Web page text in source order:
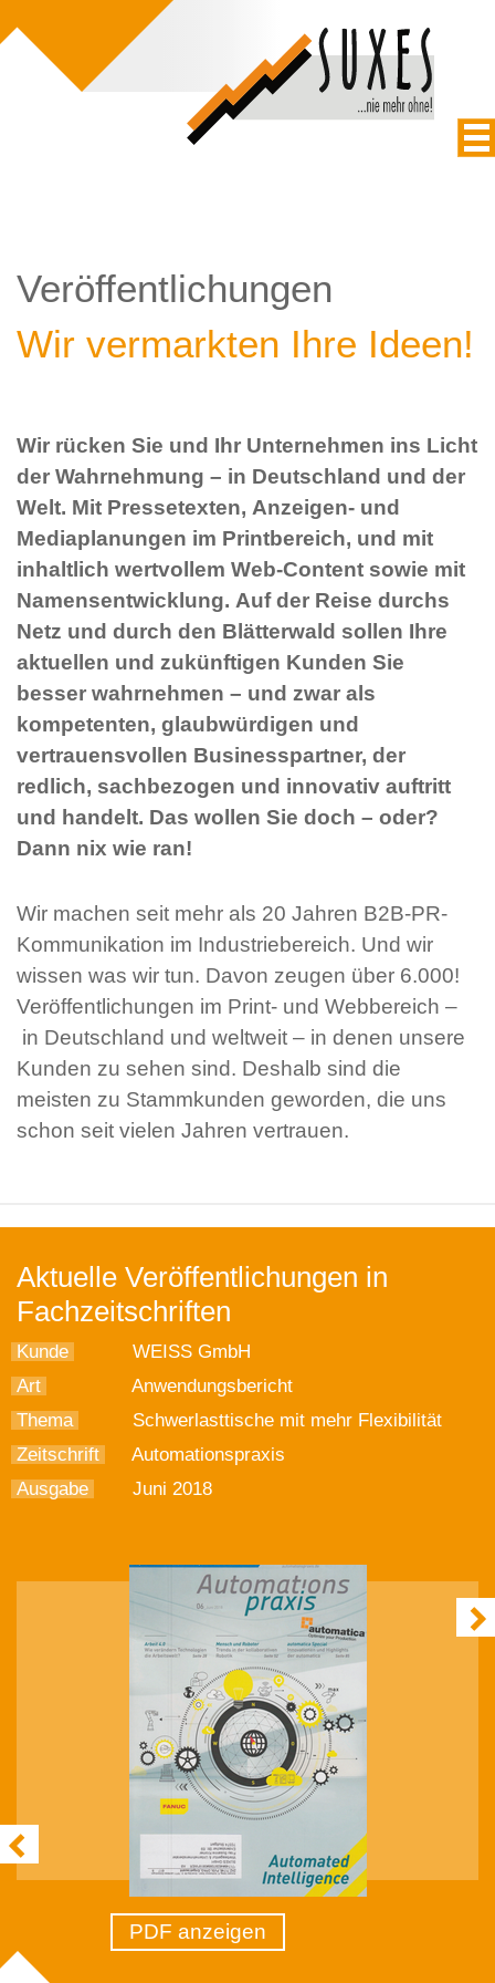
Veröffentlichungen
Wir vermarkten Ihre Ideen!
Wir rücken Sie und Ihr Unternehmen ins Licht
der Wahrnehmung – in Deutschland und der
Welt. Mit Pressetexten, Anzeigen- und
Mediaplanungen im Printbereich, und mit
inhaltlich wertvollem Web-Content sowie mit
Namensentwicklung. Auf der Reise durchs
Netz und durch den Blätterwald sollen Ihre
aktuellen und zukünftigen Kunden Sie
besser wahrnehmen – und zwar als
kompetenten, glaubwürdigen und
vertrauensvollen Businesspartner, der
redlich, sachbezogen und innovativ auftritt
und handelt. Das wollen Sie doch – oder?
Dann nix wie ran!
Wir machen seit mehr als 20 Jahren B2B-PR-
Kommunikation im Industriebereich. Und wir
wissen was wir tun. Davon zeugen über 6.000!
Veröffentlichungen im Print- und Webbereich –
in Deutschland und weltweit – in denen unsere
Kunden zu sehen sind. Deshalb sind die
meisten zu Stammkunden geworden, die uns
schon seit vielen Jahren vertrauen.
Aktuelle Veröffentlichungen in
Fachzeitschriften
Kunde
WEISS GmbH
Art
Anwendungsbericht
Thema
Schwerlasttische mit mehr Flexibilität
Zeitschrift
Automationspraxis
Ausgabe
Juni 2018
PDF anzeigen